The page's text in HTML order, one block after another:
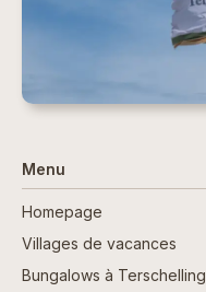
Menu
Homepage
Villages de vacances
Bungalows à Terschelling